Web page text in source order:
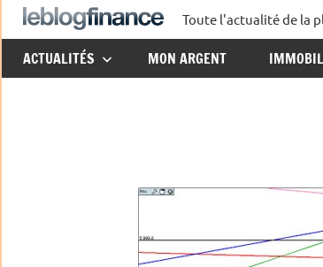
Aller
au
contenu
Le
Blog
Toute l'actualité de la
ACTUALITÉS MON ARGENT